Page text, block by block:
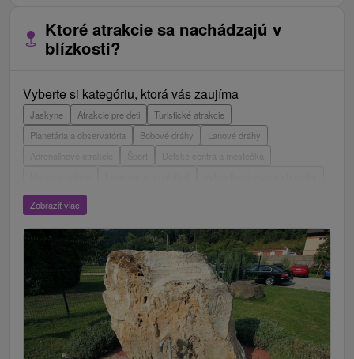
Ktoré atrakcie sa nachádzajú v
blízkosti?
Vyberte si kategóriu, ktorá vás zaujíma
Jaskyne Atrakcie pre deti
Turistické atrakcie
Planetária a observatória
Bobové dráhy
Lanové dráhy
Adrenalinové atrakcie
Detské centrá a mestečká
ZOO a zvieracie farmy
Hrady, zámky, zrúcaniny
Mestské a zámocké parky
Vyhliadkové lety a plavby
Štíty
Jazerá, plesá, vodné nádrže
Technické pamiatky
Pamätníky
Vodopády
Drevené kostolíky Pramene Divadlá
Jazda na koni
Túry a turistické chodníky
Kaštiele Horské chaty
Sakrálne miesta
Plte, rafting, splavy
Architektonické stavby
Lyžiarske strediská
Golfové ihriská
Motokárové dráhy
Amfiteátre a kiná v prírode
Zobraziť viac